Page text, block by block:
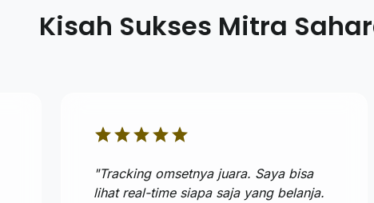
Kisah Sukses Mitra
starstarstarstarstar
"Tracking omsetnya juara. Saya bisa
lihat real-time siapa saja yang belanja.